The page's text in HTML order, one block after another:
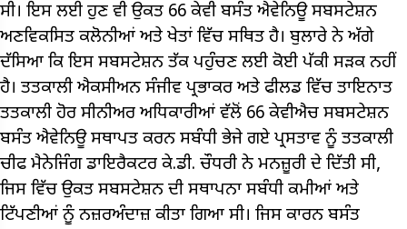
ਸੀ। ਇਸ ਲਈ ਹੁਣ ਵੀ ਉਕਤ 66 ਕੇਵੀ ਬਸੰਤ ਐਵੇਨਿਊ ਸਬਸਟੇਸ਼ਨ
ਅਣਵਿਕਸਿਤ ਕਲੋਨੀਆਂ ਅਤੇ ਖੇਤਾਂ ਵਿੱਚ ਸਥਿਤ ਹੈ। ਬੁਲਾਰੇ ਨੇ ਅੱਗੇ
ਦੱਸਿਆ ਕਿ ਇਸ ਸਬਸਟੇਸ਼ਨ ਤੱਕ ਪਹੁੰਚਣ ਲਈ ਕੋਈ ਪੱਕੀ ਸੜਕ ਨਹੀਂ
ਹੈ। ਤਤਕਾਲੀ ਐਕਸੀਅਨ ਸੰਜੀਵ ਪ੍ਰਭਾਕਰ ਅਤੇ ਫੀਲਡ ਵਿੱਚ ਤਾਇਨਾਤ
ਤਤਕਾਲੀ ਹੋਰ ਸੀਨੀਅਰ ਅਧਿਕਾਰੀਆਂ ਵੱਲੋਂ 66 ਕੇਵੀਐਚ ਸਬਸਟੇਸ਼ਨ
ਬਸੰਤ ਐਵੇਨਿਊ ਸਥਾਪਤ ਕਰਨ ਸਬੰਧੀ ਭੇਜੇ ਗਏ ਪ੍ਰਸਤਾਵ ਨੂੰ ਤਤਕਾਲੀ
ਚੀਫ ਮੈਨੇਜਿੰਗ ਡਾਇਰੈਕਟਰ ਕੇ.ਡੀ. ਚੌਧਰੀ ਨੇ ਮਨਜ਼ੂਰੀ ਦੇ ਦਿੱਤੀ ਸੀ,
ਜਿਸ ਵਿੱਚ ਉਕਤ ਸਬਸਟੇਸ਼ਨ ਦੀ ਸਥਾਪਨਾ ਸਬੰਧੀ ਕਮੀਆਂ ਅਤੇ
ਟਿੱਪਣੀਆਂ ਨੂੰ ਨਜ਼ਰਅੰਦਾਜ਼ ਕੀਤਾ ਗਿਆ ਸੀ। ਜਿਸ ਕਾਰਨ ਬਸੰਤ